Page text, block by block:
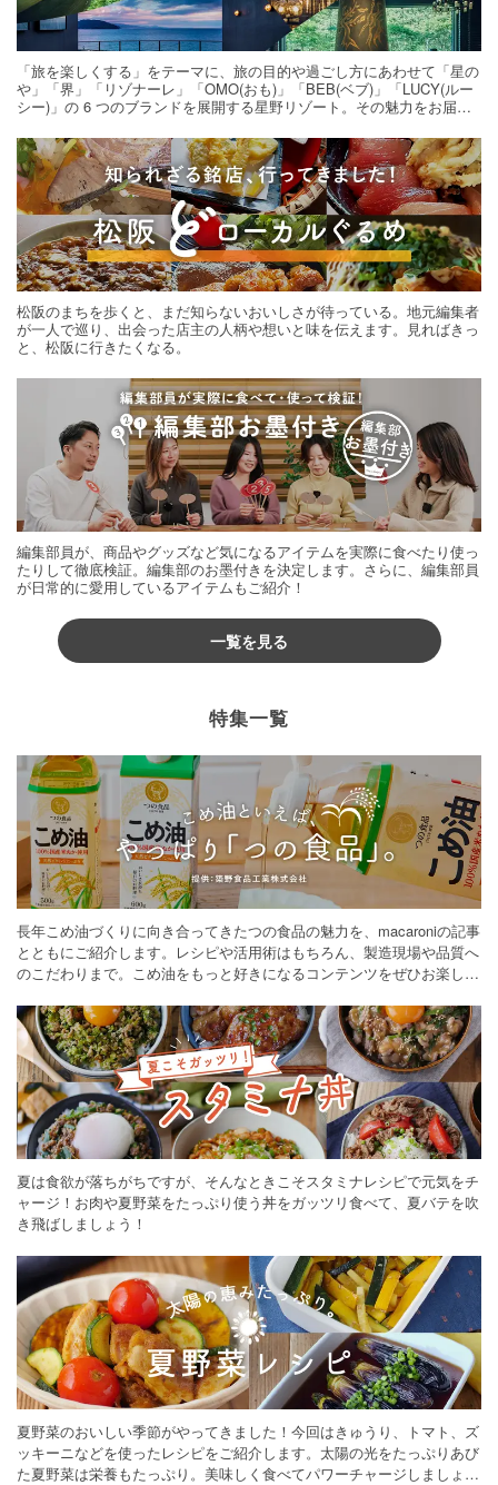
「旅を楽しくする」をテーマに、旅の目的や過ごし方にあわせて「星の
や」「界」「リゾナーレ」「OMO(おも)」「BEB(ベブ)」「LUCY(ルー
シー)」の 6 つのブランドを展開する星野リゾート。その魅力をお届け
松阪のまちを歩くと、まだ知らないおいしさが待っている。地元編集者
が一人で巡り、出会った店主の人柄や想いと味を伝えます。見ればきっ
と、松阪に行きたくなる。
編集部員が、商品やグッズなど気になるアイテムを実際に食べたり使っ
たりして徹底検証。編集部のお墨付きを決定します。さらに、編集部員
が日常的に愛用しているアイテムもご紹介！
一覧を見る
特集一覧
長年こめ油づくりに向き合ってきたつの食品の魅力を、macaroniの記事
とともにご紹介します。レシピや活用術はもちろん、製造現場や品質へ
のこだわりまで。こめ油をもっと好きになるコンテンツをぜひお楽しみ
夏は食欲が落ちがちですが、そんなときこそスタミナレシピで元気をチ
ャージ！お肉や夏野菜をたっぷり使う丼をガッツリ食べて、夏バテを吹
き飛ばしましょう！
夏野菜のおいしい季節がやってきました！今回はきゅうり、トマト、ズ
ッキーニなどを使ったレシピをご紹介します。太陽の光をたっぷりあび
た夏野菜は栄養もたっぷり。美味しく食べてパワーチャージしましょう